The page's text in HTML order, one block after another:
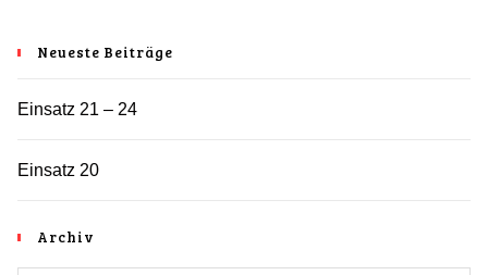
Neueste Beiträge
Einsatz 21 – 24
Einsatz 20
Archiv